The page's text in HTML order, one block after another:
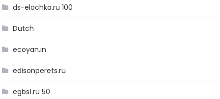
ds-elochka.ru 100
Dutch
ecoyan.in
edisonperets.ru
egbs1.ru 50